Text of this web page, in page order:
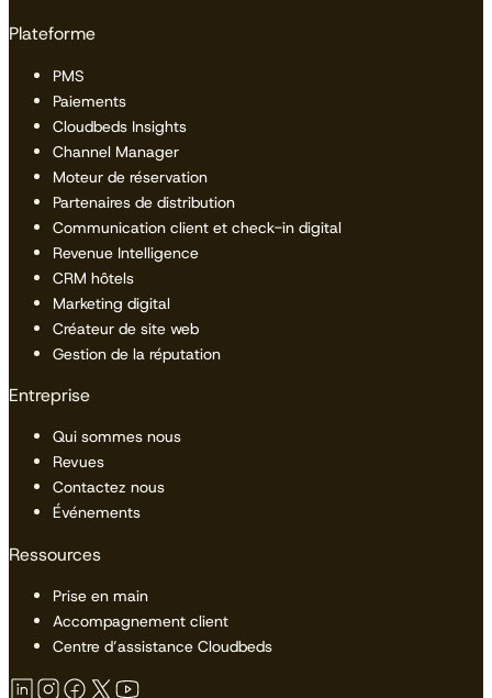
Plateforme
PMS
Paiements
Cloudbeds Insights
Channel Manager
Moteur de réservation
Partenaires de distribution
Communication client et check-in digital
Revenue Intelligence
CRM hôtels
Marketing digital
Créateur de site web
Gestion de la réputation
Entreprise
Qui sommes nous
Revues
Contactez nous
Événements
Ressources
Prise en main
Accompagnement client
Centre d’assistance Cloudbeds